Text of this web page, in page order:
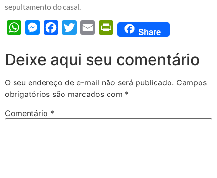
sepultamento do casal.
WhatsAppMessengerFacebook
Twitter Email PrintFriendly
Share
Deixe aqui seu comentário
O seu endereço de e-mail não será publicado. Campos
obrigatórios são marcados com *
Comentário *